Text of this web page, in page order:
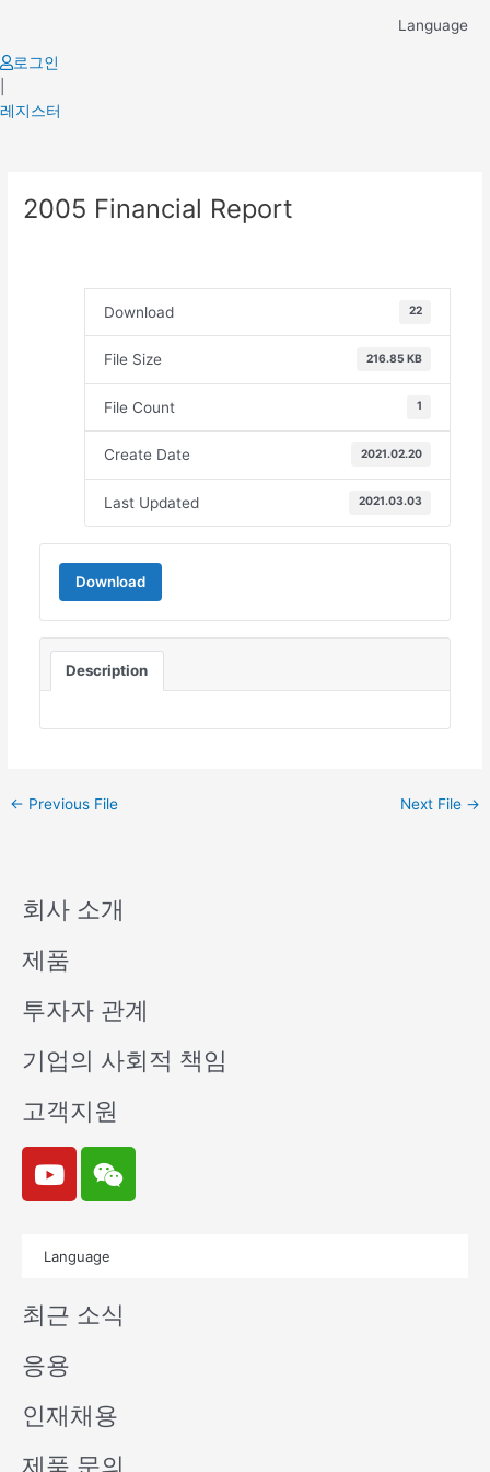
content
Language
로그인
레지스터
2005 Financial Report
Download 22
File Size 216.85 KB
File Count 1
Create Date 2021.02.20
Last Updated 2021.03.03
Download
Description
navigation
← Previous File Next File →
회사 소개
제품
투자자 관계
기업의 사회적 책임
고객지원
Y
o
u
e
W
e
i
n
Language
최근 소식
응용
인재채용
제품 문의